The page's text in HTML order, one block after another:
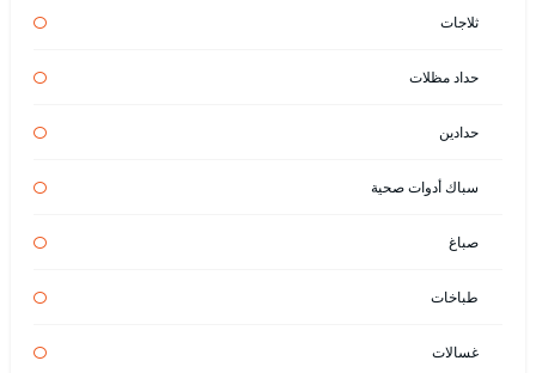
ثلاجات
حداد مظلات
حدادين
سباك أدوات صحية
صباغ
طباخات
غسالات